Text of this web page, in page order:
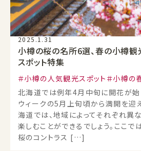
2025.1.31
小樽の桜の名所6選、春の小樽
スポット特集
小樽の人気観光スポット
小樽の
北海道では例年4月中旬に開花が始
ウィークの5月上旬頃から満開を迎
海道では、地域によってそれぞれ異
楽しむことができるでしょう。ここで
桜のコントラス […]